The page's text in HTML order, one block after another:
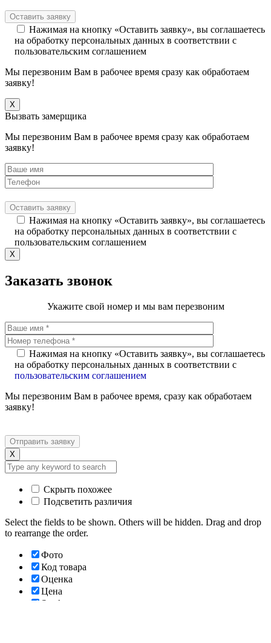
Нажимая на кнопку «Оставить заявку», вы соглашаетесь
на обработку персональных данных в соответствии с
пользовательским соглашением
Мы перезвоним Вам в рабочее время сразу как обработаем
заявку!
X
Вызвать замерщика
Мы перезвоним Вам в рабочее время сразу как обработаем
заявку!
Нажимая на кнопку «Оставить заявку», вы соглашаетесь
на обработку персональных данных в соответствии с
пользовательским соглашением
X
Заказать звонок
Укажите свой номер и мы вам перезвоним
Нажимая на кнопку «Оставить заявку», вы соглашаетесь
на обработку персональных данных в соответствии с
пользовательским соглашением
Мы перезвоним Вам в рабочее время, сразу как обработаем
заявку!
X
Скрыть похожее
Подсветить различия
Select the fields to be shown. Others will be hidden. Drag and drop
to rearrange the order.
Фото
Код товара
Оценка
Цена
Stock